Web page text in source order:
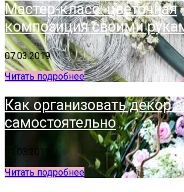
Мастер-класс: цветочная
композиция своими
07.03.2019
Читать подробнее
Как организовать декор
самостоятельно
01.03.2019
Читать подробнее